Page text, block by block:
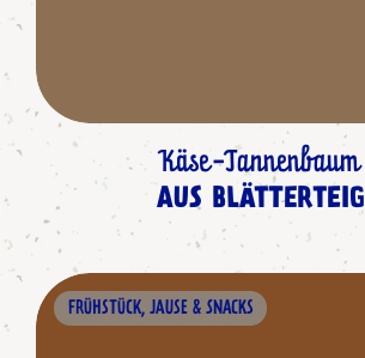
Käse-Tannenbaum
AUS BLÄTTERTEIG
FRÜHSTÜCK, JAUSE & SNACKS